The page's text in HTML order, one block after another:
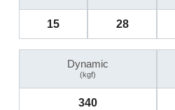
15 28
Dynamic
(kgf)
340